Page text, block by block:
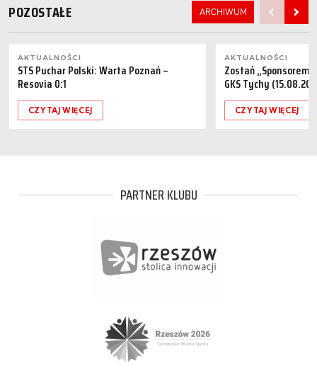
POZOSTAŁE ARCHIWUM
AKTUALNOŚCI
STS Puchar Polski: Warta Poznań –
Resovia 0:1
CZYTAJ WIĘCEJ
AKTUALNOŚCI
Zostań „Sponsorem
GKS Tychy
CZYTAJ WIĘCEJ
PARTNER KLUBU